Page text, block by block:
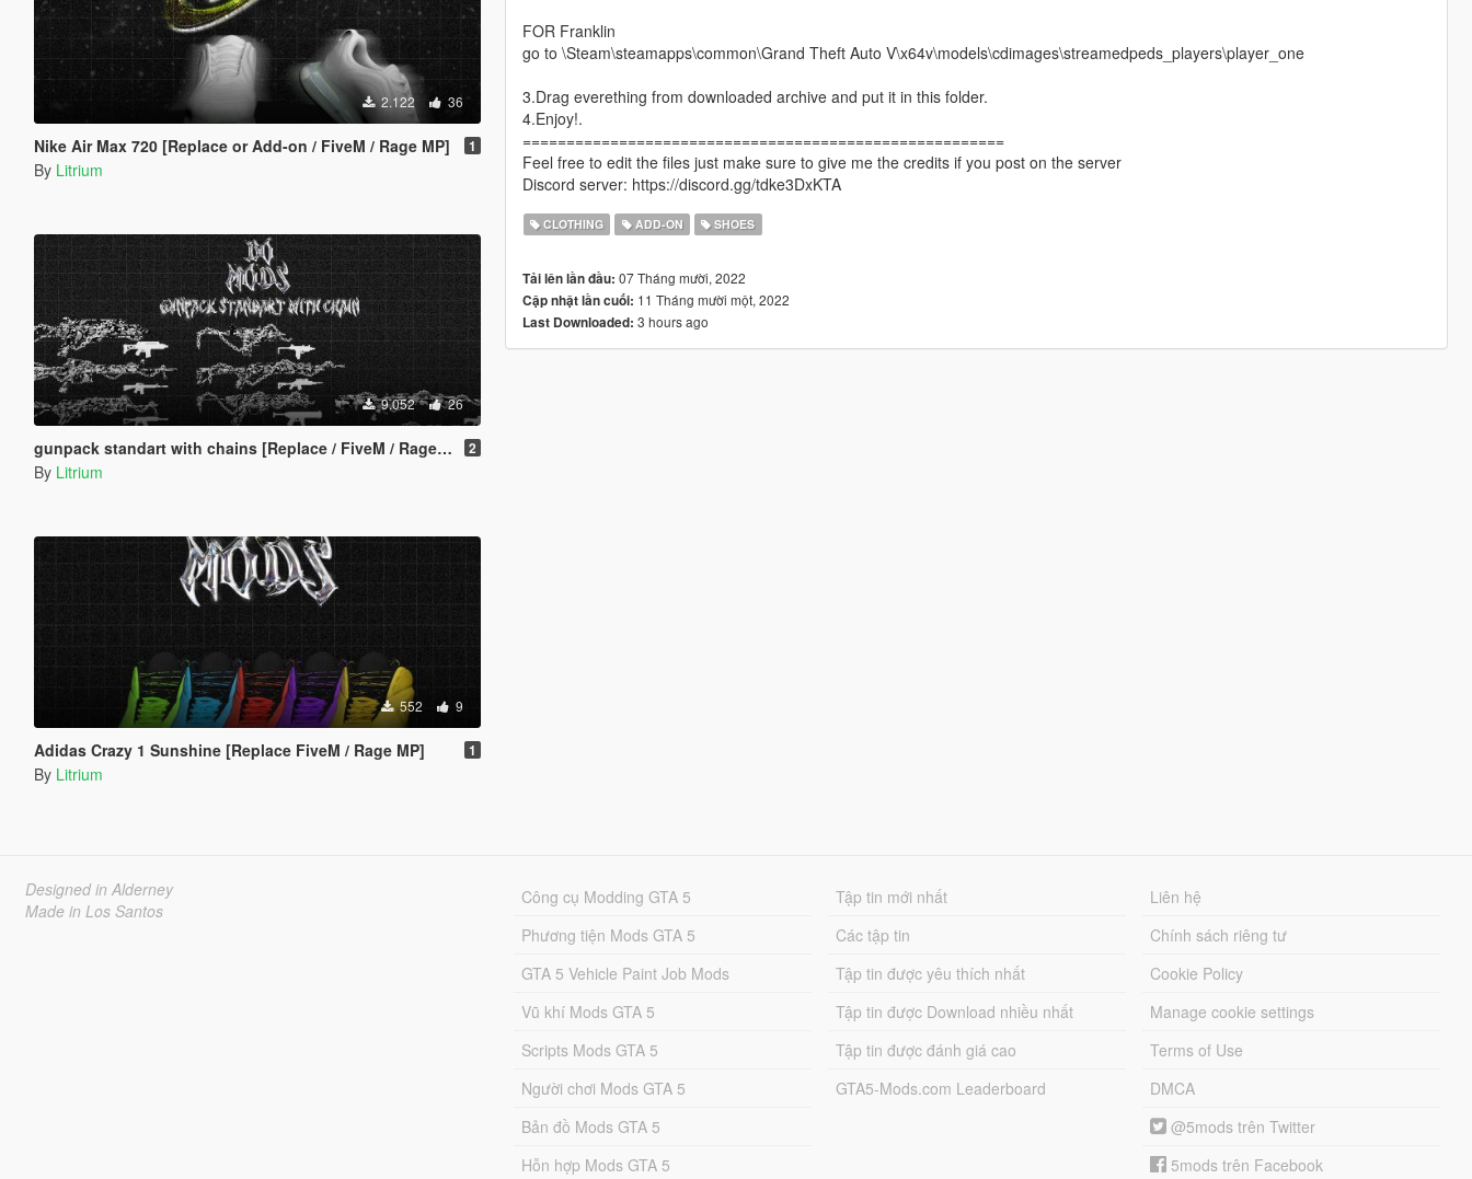
2.122 36
Nike Air Max 720 [Replace or Add-on / FiveM / Rage MP] 1
By Litrium
9.052 26
gunpack standart with chains [Replace / FiveM / Rage MP ] 2
By Litrium
552 9
Adidas Crazy 1 Sunshine [Replace FiveM / Rage MP] 1
By Litrium
FOR Franklin
go to \Steam\steamapps\common\Grand Theft Auto V\x64v\models\cdimages\streamedpeds_players\player_one
3.Drag everething from downloaded archive and put it in this folder.
4.Enjoy!.
=======================================================
Feel free to edit the files just make sure to give me the credits if you post on the server
Discord server: https://discord.gg/tdke3DxKTA
CLOTHING ADD-ON SHOES
Tải lên lần đầu: 07 Tháng mười, 2022
Cập nhật lần cuối: 11 Tháng mười một, 2022
Last Downloaded: 3 hours ago
Designed in Alderney
Made in Los Santos
Công cụ Modding GTA 5
Phương tiện Mods GTA 5
GTA 5 Vehicle Paint Job Mods
Vũ khí Mods GTA 5
Scripts Mods GTA 5
Người chơi Mods GTA 5
Bản đồ Mods GTA 5
Hỗn hợp Mods GTA 5
Tập tin mới nhất
Các tập tin
Tập tin được yêu thích nhất
Tập tin được Download nhiều nhất
Tập tin được đánh giá cao
GTA5-Mods.com Leaderboard
Liên hệ
Chính sách riêng tư
Cookie Policy
Manage cookie settings
Terms of Use
DMCA
@5mods trên Twitter
5mods trên Facebook